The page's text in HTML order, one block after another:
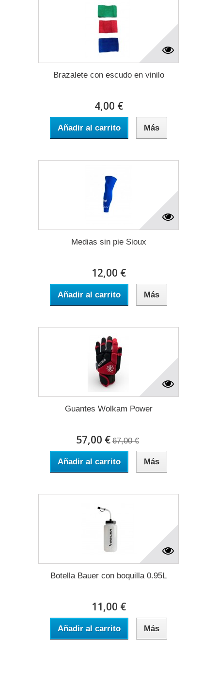
Brazalete con escudo en vinilo
4,00 €
Añadir al carrito Más
Medias sin pie Sioux
12,00 €
Añadir al carrito Más
Guantes Wolkam Power
57,00 € 67,00 €
Añadir al carrito Más
Botella Bauer con boquilla 0.95L
11,00 €
Añadir al carrito Más